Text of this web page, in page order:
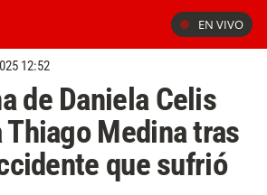
EN VIVO
12:52
de Daniela Celis
Medina tras
que sufrió